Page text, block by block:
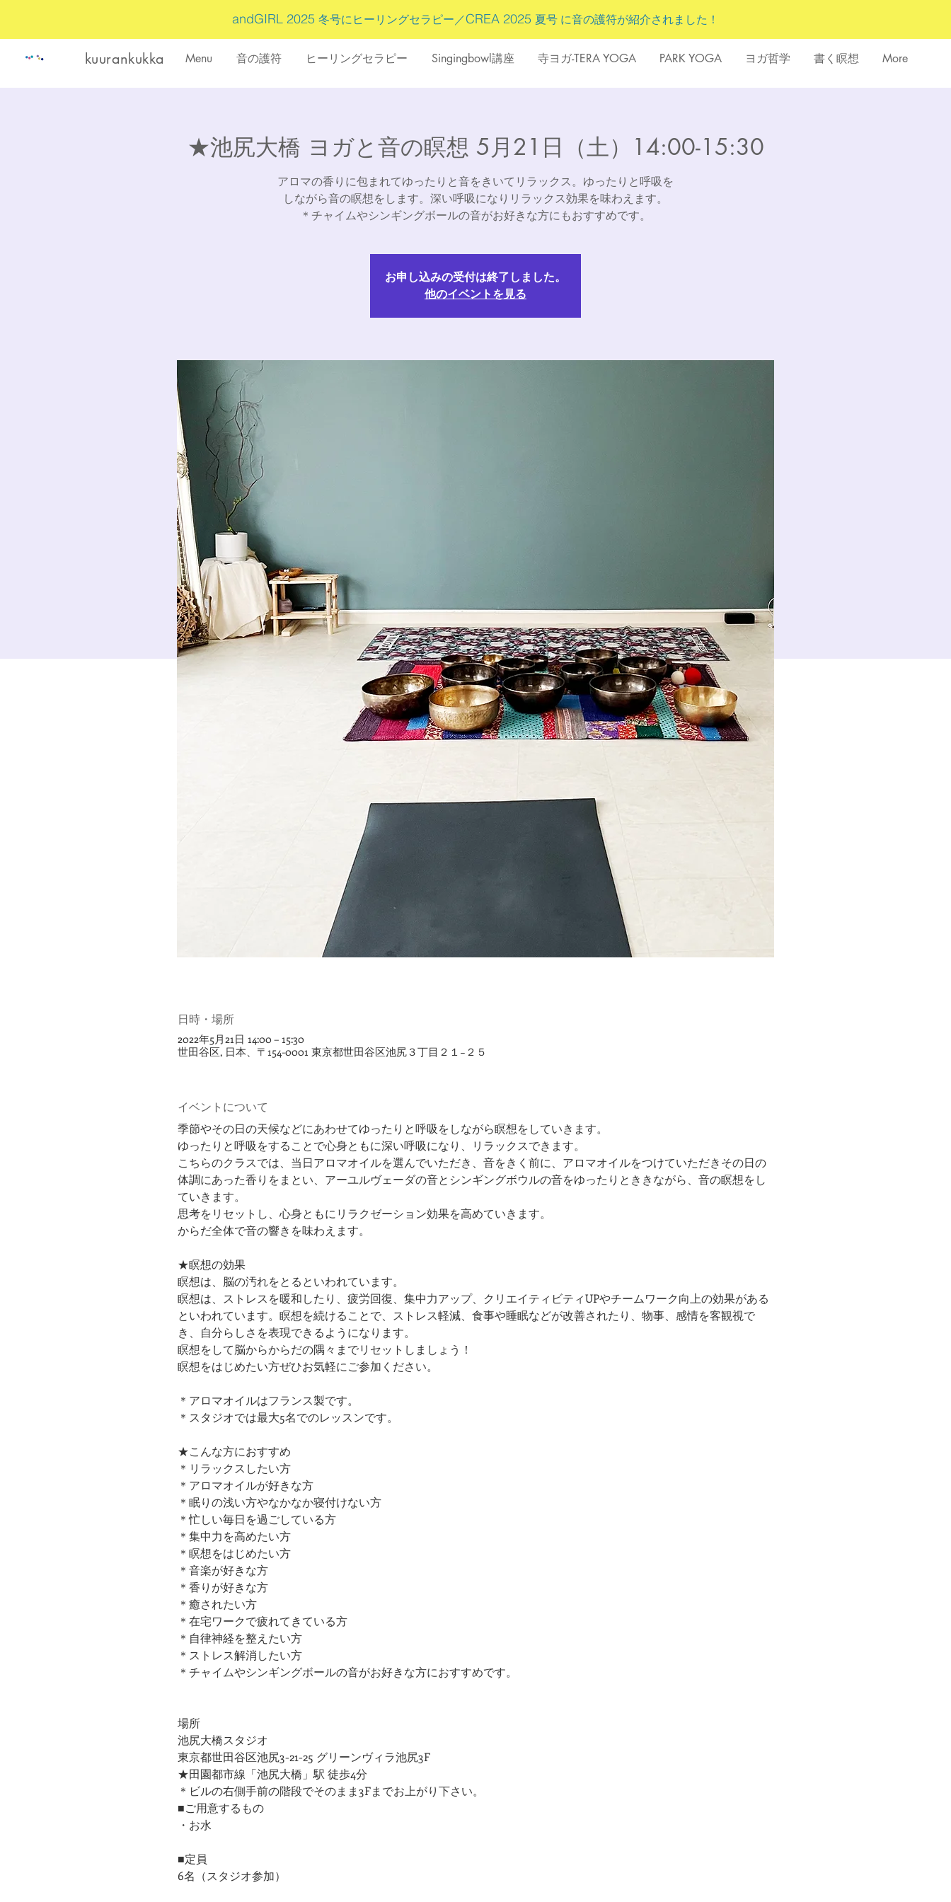
kuurankukka Menu 音の護符 ヒーリングセラピー Singingbowl講座 寺ヨガ-TERA YOGA PARK YOGA ヨガ哲学 書く瞑想 More
andGIRL 2025 冬号にヒーリングセラピー／CREA 2025 夏号 に音の護符が紹介されました！
★池尻大橋 ヨガと音の瞑想 5月21日（土）14:00-15:30
アロマの香りに包まれてゆったりと音をきいてリラックス。ゆったりと呼吸を
しながら音の瞑想をします。深い呼吸になりリラックス効果を味わえます。
＊チャイムやシンギングボールの音がお好きな方にもおすすめです。
お申し込みの受付は終了しました。
他のイベントを見る
日時・場所
2022年5月21日 14:00 – 15:30
世田谷区, 日本、〒154-0001 東京都世田谷区池尻３丁目２１−２５
イベントについて
季節やその日の天候などにあわせてゆったりと呼吸をしながら瞑想をしていきます。
ゆったりと呼吸をすることで心身ともに深い呼吸になり、リラックスできます。
こちらのクラスでは、当日アロマオイルを選んでいただき、音をきく前に、アロマオイルをつけていただきその日の
体調にあった香りをまとい、アーユルヴェーダの音とシンギングボウルの音をゆったりとききながら、音の瞑想をし
ていきます。
思考をリセットし、心身ともにリラクゼーション効果を高めていきます。
からだ全体で音の響きを味わえます。
★瞑想の効果
瞑想は、脳の汚れをとるといわれています。
瞑想は、ストレスを暖和したり、疲労回復、集中力アップ、クリエイティビティUPやチームワーク向上の効果がある
といわれています。瞑想を続けることで、ストレス軽減、食事や睡眠などが改善されたり、物事、感情を客観視で
き、自分らしさを表現できるようになります。
瞑想をして脳からからだの隅々までリセットしましょう！
瞑想をはじめたい方ぜひお気軽にご参加ください。
＊アロマオイルはフランス製です。
＊スタジオでは最大5名でのレッスンです。
★こんな方におすすめ
＊リラックスしたい方
＊アロマオイルが好きな方
＊眠りの浅い方やなかなか寝付けない方
＊忙しい毎日を過ごしている方
＊集中力を高めたい方
＊瞑想をはじめたい方
​＊音楽が好きな方
​＊香りが好きな方
​＊癒されたい方
＊在宅ワークで疲れてきている方
＊自律神経を整えたい方
​＊ストレス解消したい方
＊チャイムやシンギングボールの音がお好きな方におすすめです。
場所
池尻大橋スタジオ
東京都世田谷区池尻3-21-25 グリーンヴィラ池尻3F
★田園都市線「池尻大橋」駅 徒歩4分
​＊ビルの右側手前の階段でそのまま3Fまでお上がり下さい。
■ご用意するもの
・お水
■定員
6名（スタジオ参加）